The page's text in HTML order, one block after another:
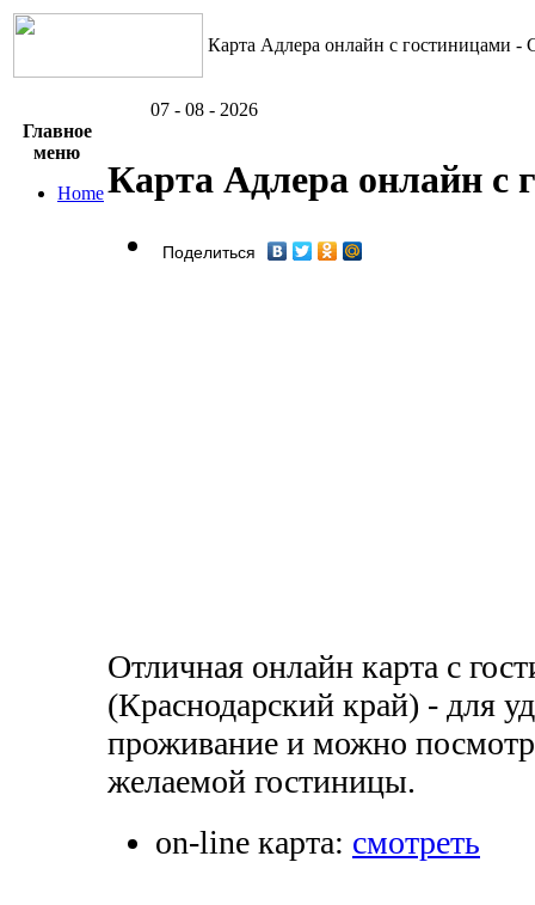
Карта Адлера онлайн с гостиницами -
07 - 08 - 2026
Главное
меню
HomeКарта Адлера онлайн с
Поделиться
Отличная онлайн карта с
(Краснодарский край) - для
проживание и можно
желаемой гостиницы.
on-line карта: смотреть